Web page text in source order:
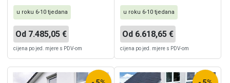
u roku 6-10 tjedana
Od 7.485,05 €
cijena po jed. mjere s PDV-om
u roku 6-10 tjedana
Od 6.618,65 €
cijena po jed. mjere s PDV-om